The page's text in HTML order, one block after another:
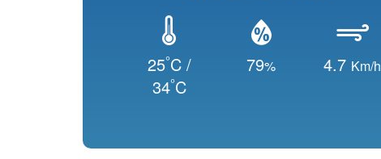
25°C /
34°C
79% 4.7 Km/h